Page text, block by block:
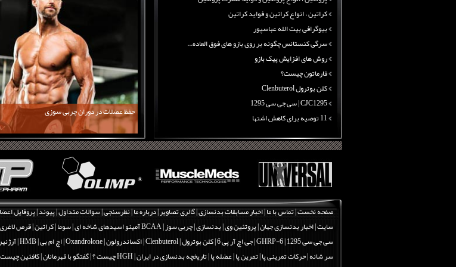
حفظ عضلات در دوران چربی سوزی
کراتین ، انواع کراتین و فواید کراتین
بیوگرافی بیت الله عباسپور
سرگی کنستانس چگونه بر روی بازو های فوق العاده...
روش های افزایش پیک بازو
فارماتون چیست؟
کلن بوترول Clenbuterol
CJC1295 | سی جی سی 1295
11 توصیه برای کاهش اشتها
چربی سوزی با چای سبز
بیوگرافی علی تبریزی
منابع پروتئینی غیر گوشتی
گلوتامین ، انواع گلوتامین و فواید مصرف گلوتام...
پروتئین ، انواع پروتئین و فواید مصرف پروتئین
کراتین ، انواع کراتین و فواید کراتین
بیوگرافی بیت الله عباسپور
صفحه نخست|تماس با ما|اخبار مسابقات بدنسازی|گالری تصاویر|درباره ما|نظرسنجی|سوالات متداول|پیوند|پروفایل اعضا
سایت|اخبار بدنسازی جهان|پروتئین وی|بدنسازی|چربی سوز|BCAA آمینو اسیدهای شاخه ای |سوما|کراتین|قرص لاغری
سی جی سی 1295
|GHRP-6 | جی اچ آر پی 6 |کلن بوترول | Clenbuterol |اکساندرولون | Oxandrolone |اچ ام بی | HMB |
سر شانه|حرکات تمرینی پا | تمرین پا | عضله پا|تاریخچه بدنسازی در ایران|HGH چیست ؟ |گفتگو با قهرمانان|کافئین